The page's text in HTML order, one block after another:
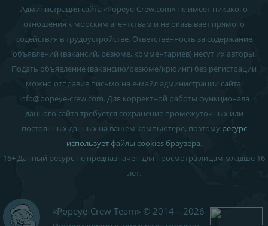
Администрация сайта «Popeye-Crew.com» не имеет никакого
отношения к морским агентствам и не оказывает прямого
содействия в трудоустройстве. Ответственность за содержание
объявлений (вакансий, резюме, комментариев) несут их авторы.
Подать объявление (вакансию/резюме/крюинг) без регистрации
можно отправив письмо на е-майл администрации сайта:
info@popeye-crew.com. Для корректной работы функционала
данного сайта требуется сохранение промежуточных или
постоянных данных на вашем компьютере, поэтому ресурс
использует файлы cookies браузера.
16+Данный ресурс не предназначен для просмотра лицам младше 16
лет.
«Popeye-Crew Team» © 2014—2026